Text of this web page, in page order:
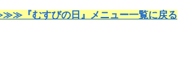
『むすびの日』メニュー一覧に戻る